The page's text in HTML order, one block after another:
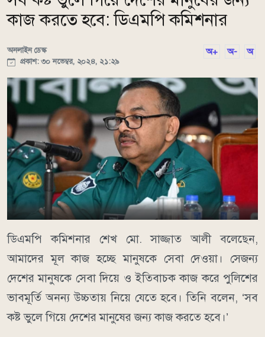
কাজ করতে হবে: ডিএমপি কমিশনার
অনলাইন ডেস্ক
প্রকাশ: ৩০ নভেম্বর, ২০২৪, ২১:২৯
অ+ অ- অ
ডিএমপি কমিশনার শেখ মো. সাজ্জাত আলী বলেছেন,
আমাদের মূল কাজ হচ্ছে মানুষকে সেবা দেওয়া। সেজন্য
দেশের মানুষকে সেবা দিয়ে ও ইতিবাচক কাজ করে পুলিশের
ভাবমূর্তি অনন্য উচ্চতায় নিয়ে যেতে হবে। তিনি বলেন, ‘সব
কষ্ট ভুলে গিয়ে দেশের মানুষের জন্য কাজ করতে হবে।’